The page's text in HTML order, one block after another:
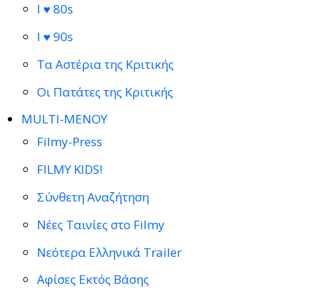
I ♥ 80s
I ♥ 90s
Τα Αστέρια της Κριτικής
Οι Πατάτες της Κριτικής
MULTI-ΜΕΝΟΥ
Filmy-Press
FILMY KIDS!
Σύνθετη Αναζήτηση
Νέες Ταινίες στο Filmy
Νεότερα Ελληνικά Trailer
Αφίσες Εκτός Βάσης